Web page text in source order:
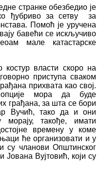
странке обезбедио је
ђубриво за сетву за
Помоћ је уручена
бавећи се искључиво
мале катастарске
костур власти скоро на
приступа сваком
прихвата као свој.
опције мора да буде
грађана, за шта се бори
Вучић, тако да и они
такође, имати
времену у коме
ће организовати и у
су чланови Општинског
Вујтовић, који су